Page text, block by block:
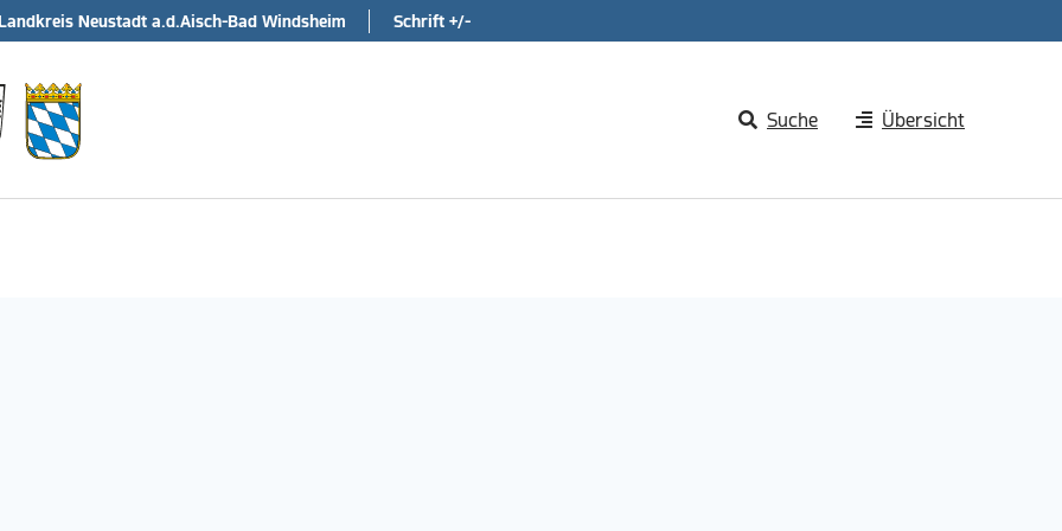
Neustadt a.d.Aisch-Bad Windsheim Schrift +/-
Suche Übersicht